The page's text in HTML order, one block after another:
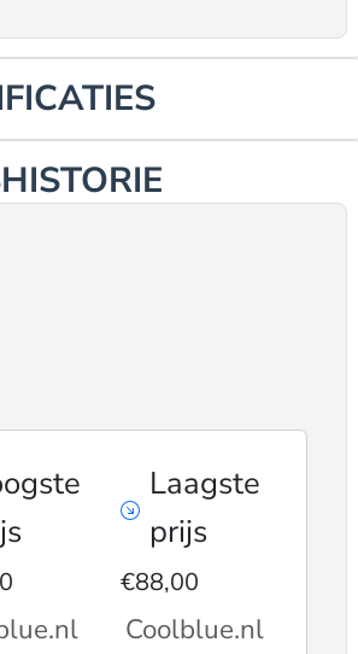
Laagste
prijs
€88,00
Coolblue.nl